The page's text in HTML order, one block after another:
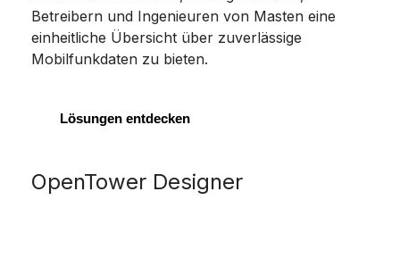
Betreibern und Ingenieuren von Masten eine
einheitliche Übersicht über zuverlässige
Mobilfunkdaten zu bieten.
Lösungen entdecken
OpenTower Designer